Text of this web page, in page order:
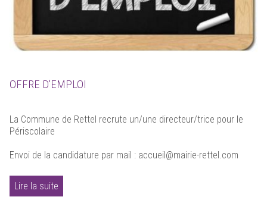
OFFRE D'EMPLOI
La Commune de Rettel recrute un/une directeur/trice pour le
Périscolaire
Envoi de la candidature par mail : accueil@mairie-rettel.com
Lire la suite